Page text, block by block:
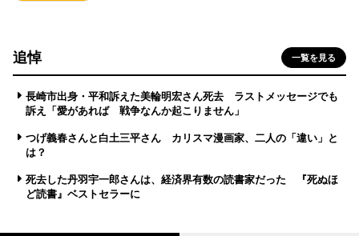
追悼 一覧を見る
長崎市出身・平和訴えた美輪明宏さん死去 ラストメッセージでも
訴え「愛があれば 戦争なんか起こりません」
つげ義春さんと白土三平さん カリスマ漫画家、二人の「違い」と
は？
死去した丹羽宇一郎さんは、経済界有数の読書家だった 『死ぬほ
ど読書』ベストセラーに